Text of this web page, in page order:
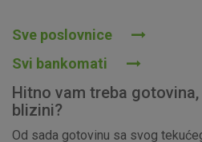
Sve poslovnice
Svi bankomati
Hitno vam treba
blizini?
Od sada gotovinu sa svog
Ovi kolačići nužni su za
postavljaju kao odgovor na vaše